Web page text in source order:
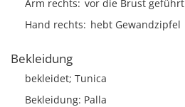
Arm rechts vor die Brust geführt
Hand rechts
hebt Gewandzipfel
Bekleidung
bekleidet; Tunica
Bekleidung: Palla